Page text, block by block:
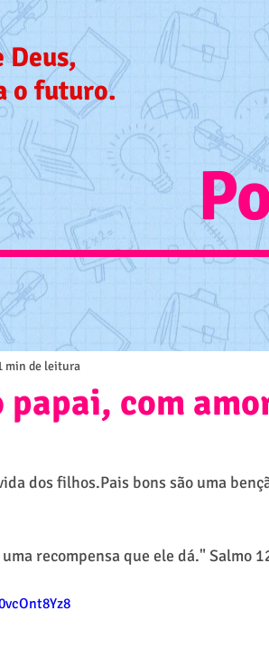
Deus,
o futuro.
papai, com
min de leitura
dos filhos.Pais bons são uma
recompensa que ele dá." Salmo